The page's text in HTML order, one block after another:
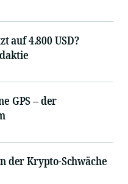
auf 4.800 USD?
GPS – der
der Krypto-Schwäche